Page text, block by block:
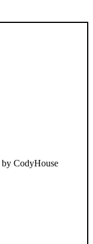
by CodyHouse